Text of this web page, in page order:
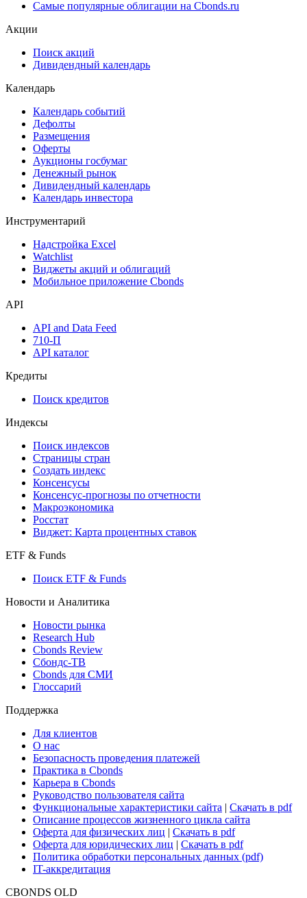
Ломбардные списки
ESG
Самые популярные облигации на Cbonds.ru
Дивидендный календарь
Календарь
Календарь событий
Дефолты
Размещения
Оферты
Аукционы госбумаг
Денежный рынок
Календарь инвестора
Инструментарий
Надстройка Excel
Мобильное приложение Cbonds
API
API and Data Feed
API каталог
Кредиты
Поиск кредитов
Индексы
Поиск индексов
Страницы стран
Создать индекс
Консенсусы
Консенсус-прогнозы по отчетности
Макроэкономика
Виджет: Карта процентных ставок
ETF & Funds
Поиск ETF & Funds
Новости и Аналитика
Новости рынка
Research Hub
Cbonds Review
Сбондс-ТВ
Глоссарий
Поддержка
Для клиентов
О нас
Безопасность проведения платежей
Практика в Cbonds
Карьера в Cbonds
Руководство пользователя сайта
Функциональные характеристики сайта|Скачать в pdf
Описание процессов жизненного цикла сайта
Оферта для физических лиц
Оферта для юридических лиц